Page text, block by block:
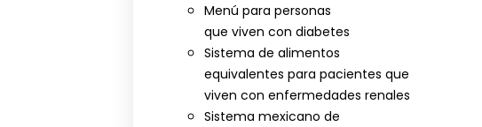
Menú para personas
que viven con diabetes
Sistema de alimentos
equivalentes para pacientes que
viven con enfermedades renales
Sistema mexicano de